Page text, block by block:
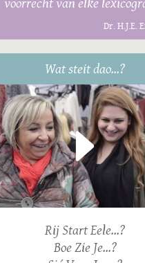
Dr. H.J.E.
Wat steit dao...?
Rij Start Eele...?
Boe Zie Je...?